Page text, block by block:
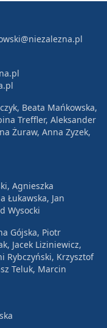
Beata Mańkowska,
Treffler, Aleksander
Żuraw, Anna Zyzek,
Agnieszka
Łukawska, Jan
Wysocki
Gójska, Piotr
Jacek Liziniewicz,
Rybczyński, Krzysztof
Teluk, Marcin